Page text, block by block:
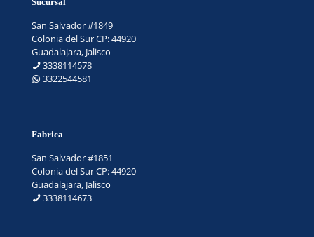
San Salvador #1849
Colonia del Sur CP: 44920
Guadalajara, Jalisco
3338114578
3322544581
Fabrica
San Salvador #1851
Colonia del Sur CP: 44920
Guadalajara, Jalisco
3338114673